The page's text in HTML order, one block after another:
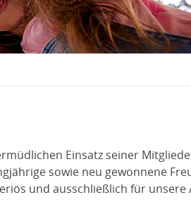
Einsatz seiner
sowie neu gewonnene
und ausschließlich für unsere